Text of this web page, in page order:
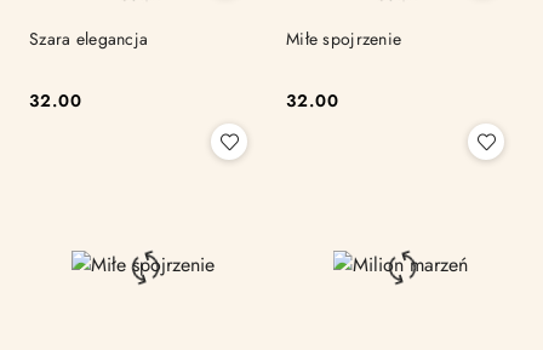
Szara elegancja
Cena:
32.00
Miłe spojrzenie
Cena:
32.00